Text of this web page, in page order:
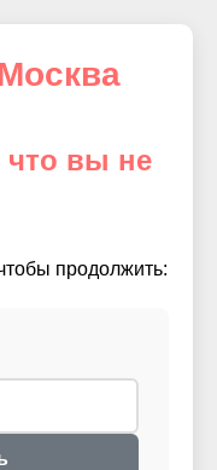
что вы не
продолжить: